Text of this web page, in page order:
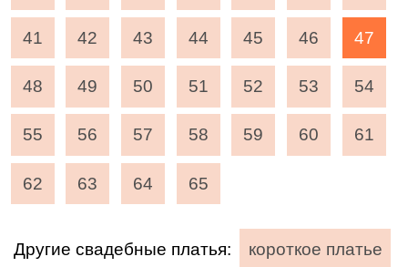
41 42 43 44 45 46 47
48 49 50 51 52 53 54
55 56 57 58 59 60 61
62 63 64 65
Другие свадебные платья: короткое платье